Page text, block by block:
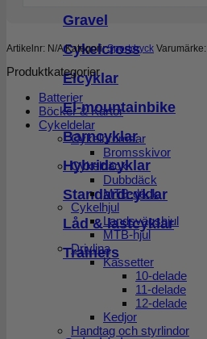
Gravel
Cykelcross
Elcyklar
El-mountainbike
Barncyklar
Hybridcyklar
Standardcyklar
Låd & lastcyklar
Trainers
Artikelnr: N/A Kategori:Sportdryck Varumärke:
Produktkategorier
Batterier
Böcker & Kartor
Cykeldelar
Cykelbromsar
Bromsskivor
Cykeldäck
Dubbdäck
MTB-däck
Cykelhjul
Landsvägshjul
MTB-hjul
Drivlina
Kassetter
10-delade
11-delade
12-delade
Kedjor
Handtag och styrlindor